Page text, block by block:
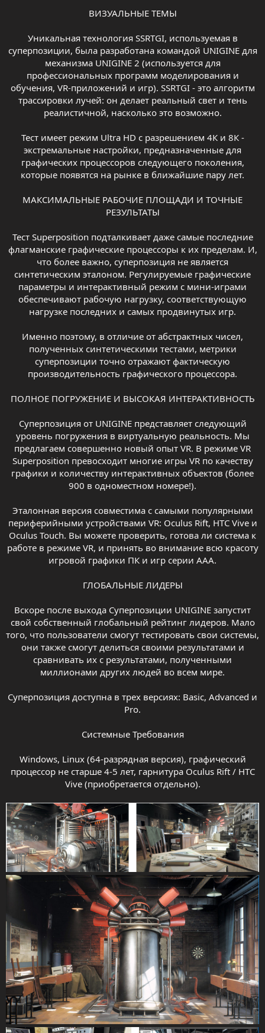
ВИЗУАЛЬНЫЕ ТЕМЫ
Уникальная технология SSRTGI, используемая в
суперпозиции, была разработана командой UNIGINE для
механизма UNIGINE 2 (используется для
профессиональных программ моделирования и
обучения, VR-приложений и игр). SSRTGI - это алгоритм
трассировки лучей: он делает реальный свет и тень
реалистичной, насколько это возможно.
Тест имеет режим Ultra HD с разрешением 4К и 8К -
экстремальные настройки, предназначенные для
графических процессоров следующего поколения,
которые появятся на рынке в ближайшие пару лет.
МАКСИМАЛЬНЫЕ РАБОЧИЕ ПЛОЩАДИ И ТОЧНЫЕ
РЕЗУЛЬТАТЫ
Тест Superposition подталкивает даже самые последние
флагманские графические процессоры к их пределам. И,
что более важно, суперпозиция не является
синтетическим эталоном. Регулируемые графические
параметры и интерактивный режим с мини-играми
обеспечивают рабочую нагрузку, соответствующую
нагрузке последних и самых продвинутых игр.
Именно поэтому, в отличие от абстрактных чисел,
полученных синтетическими тестами, метрики
суперпозиции точно отражают фактическую
производительность графического процессора.
ПОЛНОЕ ПОГРУЖЕНИЕ И ВЫСОКАЯ ИНТЕРАКТИВНОСТЬ
Суперпозиция от UNIGINE представляет следующий
уровень погружения в виртуальную реальность. Мы
предлагаем совершенно новый опыт VR. В режиме VR
Superposition превосходит многие игры VR по качеству
графики и количеству интерактивных объектов (более
900 в одноместном номере!).
Эталонная версия совместима с самыми популярными
периферийными устройствами VR: Oculus Rift, HTC Vive и
Oculus Touch. Вы можете проверить, готова ли система к
работе в режиме VR, и принять во внимание всю красоту
игровой графики ПК и игр серии AAA.
ГЛОБАЛЬНЫЕ ЛИДЕРЫ
Вскоре после выхода Суперпозиции UNIGINE запустит
свой собственный глобальный рейтинг лидеров. Мало
того, что пользователи смогут тестировать свои системы,
они также смогут делиться своими результатами и
сравнивать их с результатами, полученными
миллионами других людей во всем мире.
Суперпозиция доступна в трех версиях: Basic, Advanced и
Pro.
Системные Требования
Windows, Linux (64-разрядная версия), графический
процессор не старше 4-5 лет, гарнитура Oculus Rift / HTC
Vive (приобретается отдельно).